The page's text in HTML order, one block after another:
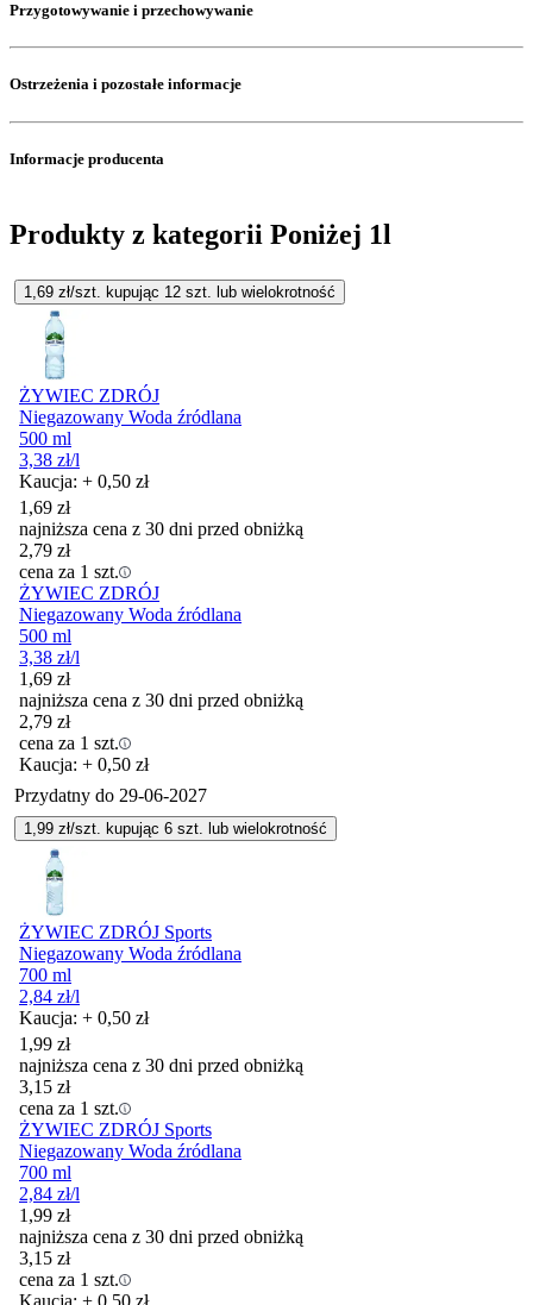
Przygotowywanie i przechowywanie
Ostrzeżenia i pozostałe informacje
Informacje producenta
Produkty z kategorii Poniżej 1l
1,69 zł/szt. kupując 12 szt. lub wielokrotność
ŻYWIEC ZDRÓJ
Niegazowany Woda źródlana
500 ml
3,38 zł/l
Kaucja: + 0,50 zł
1,69 zł
najniższa cena z 30 dni przed obniżką
2,79 zł
cena za 1 szt.
ŻYWIEC ZDRÓJ
Niegazowany Woda źródlana
500 ml
3,38 zł/l
1,69 zł
najniższa cena z 30 dni przed obniżką
2,79 zł
cena za 1 szt.
Kaucja: + 0,50 zł
Przydatny do 29-06-2027
1,99 zł/szt. kupując 6 szt. lub wielokrotność
ŻYWIEC ZDRÓJ Sports
Niegazowany Woda źródlana
700 ml
2,84 zł/l
Kaucja: + 0,50 zł
1,99 zł
najniższa cena z 30 dni przed obniżką
3,15 zł
cena za 1 szt.
ŻYWIEC ZDRÓJ Sports
Niegazowany Woda źródlana
700 ml
2,84 zł/l
1,99 zł
najniższa cena z 30 dni przed obniżką
3,15 zł
cena za 1 szt.
Kaucja: + 0,50 zł